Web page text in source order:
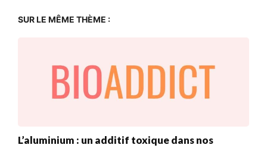
SUR LE MÊME THÈME :
L’aluminium : un additif toxique dans nos